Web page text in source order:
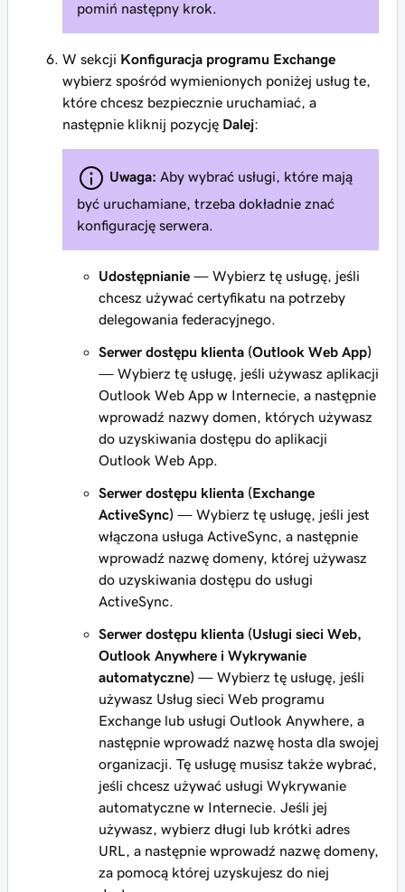
pomiń następny krok.
W sekcji Konfiguracja programu Exchange
wybierz spośród wymienionych poniżej usług te,
które chcesz bezpiecznie uruchamiać, a
następnie kliknij pozycję Dalej:
Uwaga: Aby wybrać usługi, które mają
być uruchamiane, trzeba dokładnie znać
konfigurację serwera.
Udostępnianie — Wybierz tę usługę, jeśli
chcesz używać certyfikatu na potrzeby
delegowania federacyjnego.
Serwer dostępu klienta (Outlook Web App)
— Wybierz tę usługę, jeśli używasz aplikacji
Outlook Web App w Internecie, a następnie
wprowadź nazwy domen, których używasz
do uzyskiwania dostępu do aplikacji
Outlook Web App.
Serwer dostępu klienta (Exchange
ActiveSync) — Wybierz tę usługę, jeśli jest
włączona usługa ActiveSync, a następnie
wprowadź nazwę domeny, której używasz
do uzyskiwania dostępu do usługi
ActiveSync.
Serwer dostępu klienta (Usługi sieci Web,
Outlook Anywhere i Wykrywanie
automatyczne) — Wybierz tę usługę, jeśli
używasz Usług sieci Web programu
Exchange lub usługi Outlook Anywhere, a
następnie wprowadź nazwę hosta dla swojej
organizacji. Tę usługę musisz także wybrać,
jeśli chcesz używać usługi Wykrywanie
automatyczne w Internecie. Jeśli jej
używasz, wybierz długi lub krótki adres
URL, a następnie wprowadź nazwę domeny,
za pomocą której uzyskujesz do niej